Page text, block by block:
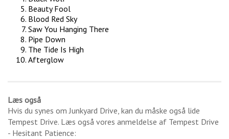
Beauty Fool
Blood Red Sky
Saw You Hanging There
Pipe Down
The Tide Is High
Afterglow
Læs også
Hvis du synes omJunkyard Drive, kan du måske også lide
Tempest Drive. Læs også vores anmeldelse af Tempest Drive
- Hesitant Patience: